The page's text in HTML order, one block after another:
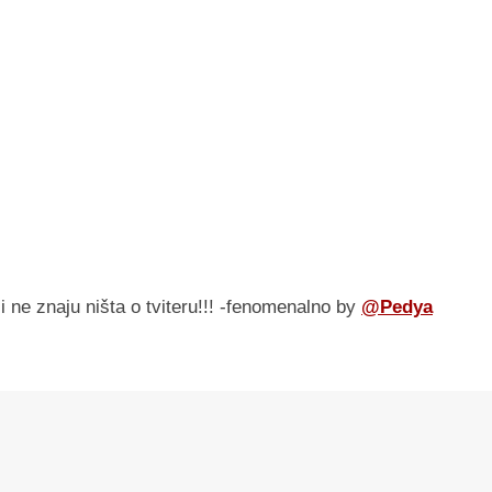
znaju ništa o tviteru!!! -fenomenalno by @Pedya